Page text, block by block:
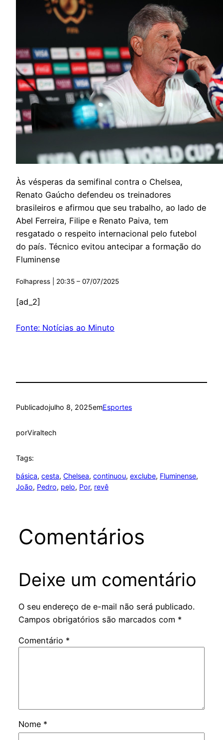
Às vésperas da semifinal contra o Chelsea,
Renato Gaúcho defendeu os treinadores
brasileiros e afirmou que seu trabalho, ao lado de
Abel Ferreira, Filipe e Renato Paiva, tem
resgatado o respeito internacional pelo futebol
do país. Técnico evitou antecipar a formação do
Fluminense
Folhapress | 20:35 – 07/07/2025
[ad_2]
Fonte: Notícias ao Minuto
Publicadojulho 8, 2025emEsportes
porViraltech
Tags:
básica, cesta, Chelsea, continuou, exclube, Fluminense
João, Pedro, pelo, Por, revê
Comentários
Deixe um comentário
O seu endereço de e-mail não será publicado.
Campos obrigatórios são marcados com *
Comentário *
Nome *